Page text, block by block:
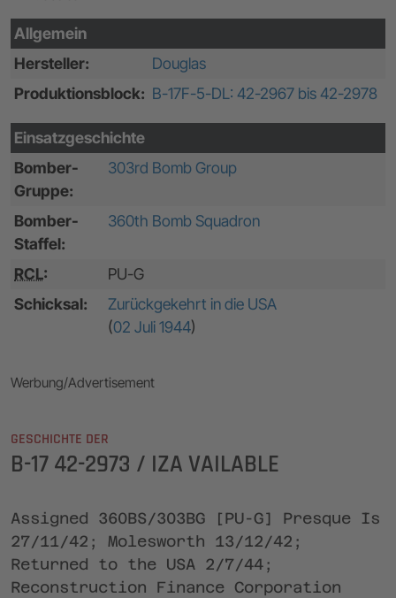
Allgemein
Hersteller:
Douglas
Produktionsblock: B-17F-5-DL: 42-2967 bis 42-2978
Einsatzgeschichte
Bomber-
Gruppe:
303rd Bomb Group
Bomber-
Staffel:
360th Bomb Squadron
RCL:
PU-G
Schicksal:
Zurückgekehrt in die USA
(02 Juli 1944)
Werbung/Advertisement
GESCHICHTE DER
B-17 42-2973 / IZA VAILABLE
Assigned 360BS/303BG [PU-G] Presque Is
27/11/42; Molesworth 13/12/42;
Returned to the USA 2/7/44;
Reconstruction Finance Corporation